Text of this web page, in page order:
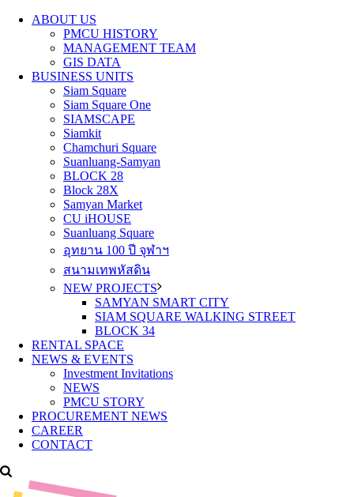
ABOUT US
PMCU HISTORY
MANAGEMENT TEAM
GIS DATA
BUSINESS UNITS
Siam Square
Siam Square One
SIAMSCAPE
Siamkit
Chamchuri Square
Suanluang-Samyan
BLOCK 28
Block 28X
Samyan Market
CU iHOUSE
Suanluang Square
อุทยาน 100 ปี จุฬาฯ
สนามเทพหัสดิน
NEW PROJECTS
SAMYAN SMART CITY
SIAM SQUARE WALKING STREET
BLOCK 34
RENTAL SPACE
NEWS & EVENTS
Investment Invitations
NEWS
PMCU STORY
PROCUREMENT NEWS
CAREER
CONTACT